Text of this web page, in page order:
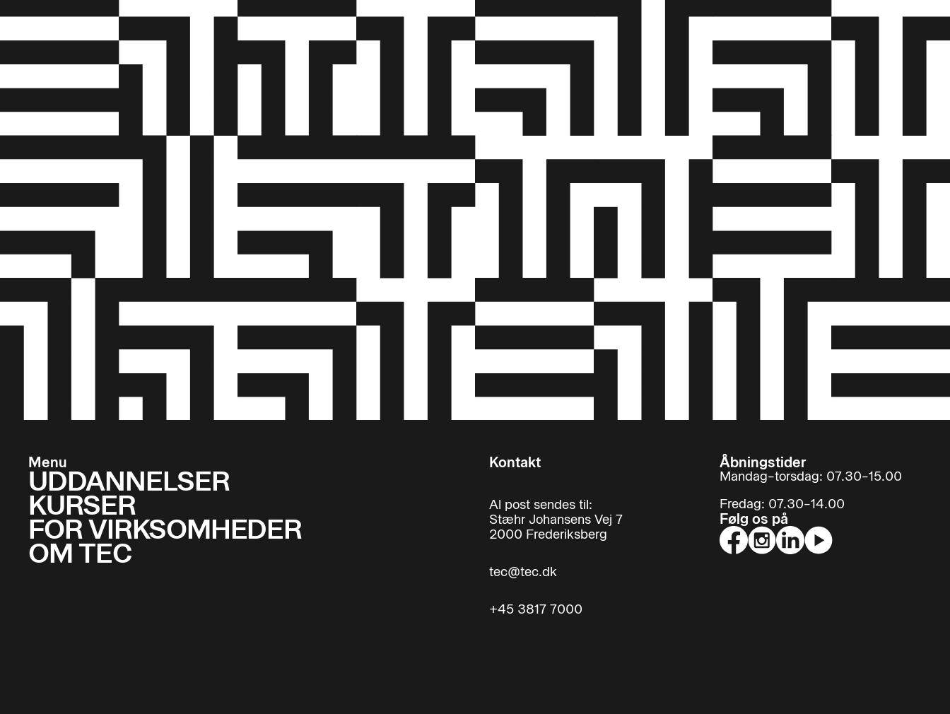
• Udføre en visuel vurdering af de udførte svejsninger herunder udskille
Menu
UDDANNELSER
KURSER
FOR VIRKSOMHEDER
OM TEC
Kontakt
Al post sendes til:
Stæhr Johansens Vej 7
2000 Frederiksberg
tec@tec.dk
+45 3817 7000
Åbningstider
Mandag–torsdag: 07.30–15.00
Fredag: 07.30–14.00
Følg os på